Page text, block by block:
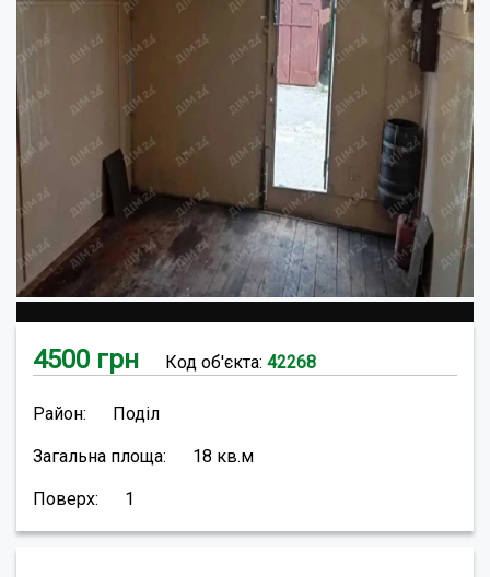
4500 грн Код об'єкта: 42268
Район: Поділ
Загальна площа: 18 кв.м
Поверх: 1